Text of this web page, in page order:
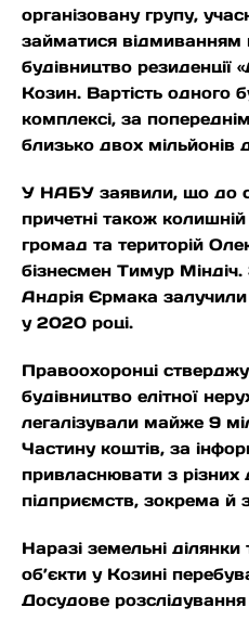
організовану групу,
займатися відмиванням
будівництво резиденції
Козин. Вартість одного
комплексі, за
близько двох мільйонів
У НАБУ заявили, що до
причетні також колишній
громад та територій
бізнесмен Тимур Міндіч.
Андрія Єрмака залучили
у 2020 році.
Правоохоронці
будівництво елітної
легалізували майже 9
Частину коштів, за
привласнювати з
підприємств, зокрема й
Наразі земельні
об’єкти у Козині
Досудове